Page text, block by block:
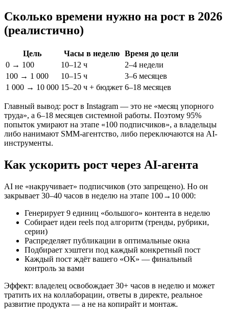
Сколько времени нужно на рост в 2026
(реалистично)
Цель Часы в неделю Время до цели
0 → 100
10–12 ч
2–4 недели
100 → 1 000
10–15 ч
3–6 месяцев
1 000 → 10 000 15–20 ч + бюджет 6–18 месяцев
Главный вывод: рост в Instagram — это не «месяц упорного
труда», а 6–18 месяцев системной работы. Поэтому 95%
попыток умирают на этапе «100 подписчиков», а владельцы
либо нанимают SMM-агентство, либо переключаются на AI-
инструменты.
Как ускорить рост через AI-агента
AI не «накручивает» подписчиков (это запрещено). Но он
закрывает 30–40 часов в неделю на этапе 100→10 000:
Генерирует 9 единиц «большого» контента в неделю
Собирает идеи reels под алгоритм (тренды, рубрики,
серии)
Распределяет публикации в оптимальные окна
Подбирает хэштеги под каждый конкретный пост
Каждый пост ждёт вашего «ОК» — финальный
контроль за вами
Эффект: владелец освобождает 30+ часов в неделю и может
тратить их на коллаборации, ответы в директе, реальное
развитие продукта — а не на копирайт и монтаж.